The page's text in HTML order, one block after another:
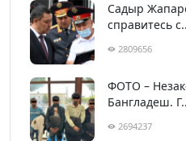
Садыр
справитесь
2809656
ФОТО –
Бангладеш.
2694237